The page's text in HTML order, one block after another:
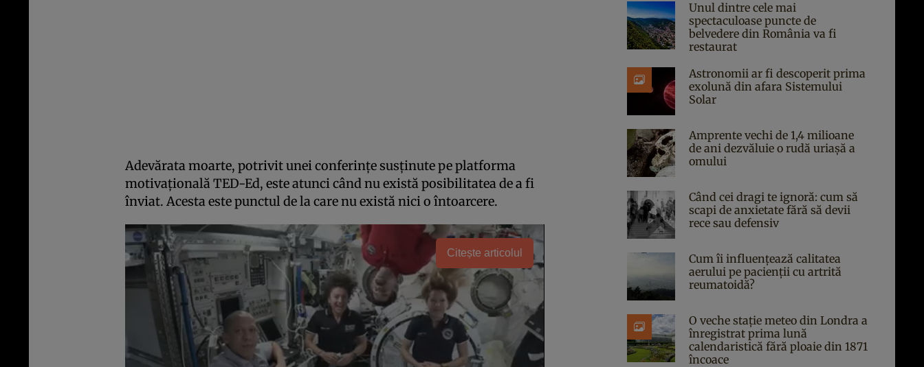
Adevărata moarte, potrivit unei conferinţe susţinute pe platforma
motivaţională TED-Ed, este atunci când nu există posibilitatea de a fi
înviat. Acesta este punctul de la care nu există nici o întoarcere.
Citește articolul
Unul dintre cele mai
spectaculoase puncte de
belvedere din România va fi
restaurat
Astronomii ar fi descoperit prima
exolună din afara Sistemului
Solar
Amprente vechi de 1,4 milioane
de ani dezvăluie o rudă uriașă a
omului
Când cei dragi te ignoră: cum să
scapi de anxietate fără să devii
rece sau defensiv
Cum îi influențează calitatea
aerului pe pacienții cu artrită
reumatoidă?
O veche stație meteo din Londra a
înregistrat prima lună
calendaristică fără ploaie din 1871
încoace